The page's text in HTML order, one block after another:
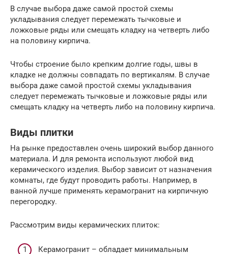
В случае выбора даже самой простой схемы
укладывания следует перемежать тычковые и
ложковые ряды или смещать кладку на четверть либо
на половину кирпича.
Чтобы строение было крепким долгие годы, швы в
кладке не должны совпадать по вертикалям. В случае
выбора даже самой простой схемы укладывания
следует перемежать тычковые и ложковые ряды или
смещать кладку на четверть либо на половину кирпича.
Виды плитки
На рынке предоставлен очень широкий выбор данного
материала. И для ремонта используют любой вид
керамического изделия. Выбор зависит от назначения
комнаты, где будут проводить работы. Например, в
ванной лучше применять керамогранит на кирпичную
перегородку.
Рассмотрим виды керамических плиток:
Керамогранит – обладает минимальным